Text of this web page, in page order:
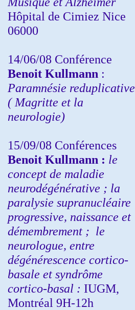
Hôpital de Cimiez Nice
06000
14/06/08 Conférence
Benoit Kullmann :
Paramnésie reduplicative
( Magritte et la
neurologie)
15/09/08 Conférences
Benoit Kullmann : le
concept de maladie
neurodégénérative ; la
paralysie supranucléaire
progressive, naissance et
démembrement ; le
neurologue, entre
dégénérescence cortico-
basale et syndrôme
cortico-basal : IUGM,
Montréal 9H-12h